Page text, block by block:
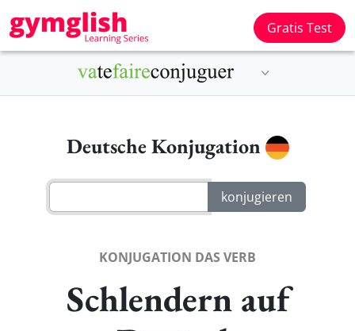
Gratis Test
Deutsche Konjugation
KONJUGATION DAS VERB
Schlendern auf